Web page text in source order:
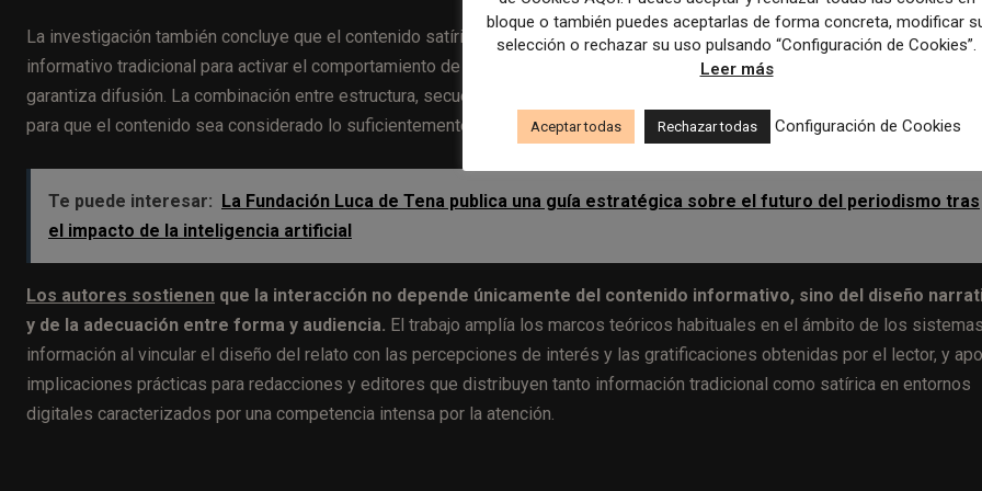
La investigación también concluye que el contenido satírico debe superar umbrales más altos de “interés percibido” que el
informativo tradicional para activar el comportamiento de compartir en redes sociales, lo que sugiere que el humor por sí
garantiza difusión. La combinación entre estructura, secuencia emocional y adecuación al perfil del lector resulta
para que el contenido sea considerado lo suficientemente atractivo como para ser redistribuido.
Te puede interesar: La Fundación Luca de Tena publica una guía estratégica sobre el futuro del periodismo tras
el impacto de la inteligencia artificial
Los autores sostienen que la interacción no depende únicamente del contenido informativo, sino del diseño
y de la adecuación entre forma y audiencia. El trabajo amplía los marcos teóricos habituales en el ámbito de los
información al vincular el diseño del relato con las percepciones de interés y las gratificaciones obtenidas por el lector, y
implicaciones prácticas para redacciones y editores que distribuyen tanto información tradicional como satírica en entornos
digitales caracterizados por una competencia intensa por la atención.
bloque o también puedes aceptarlas de forma concreta, modificar
selección o rechazar su uso pulsando “Configuración de Cookies”.
Leer más
Aceptar todas Rechazar todas Configuración de Cookies